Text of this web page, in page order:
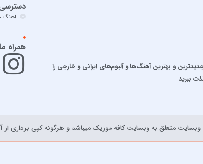
و بهترین آهنگ‌ها و آلبوم‌های ایرانی و خارجی را
ببرید
اهنگ
همراه
متعلق به وبسایت کافه موزیک ميباشد و هرگونه کپی برداری از